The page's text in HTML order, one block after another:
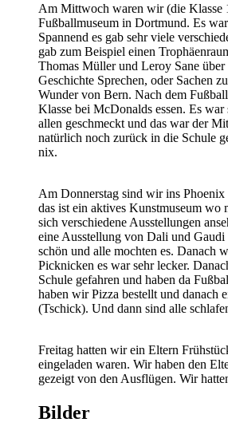
Am Mittwoch waren wir (die Klasse
Fußballmuseum in Dortmund. Es
Spannend es gab sehr viele
gab zum Beispiel einen
Thomas Müller und Leroy Sane
Geschichte Sprechen, oder Sachen
Wunder von Bern. Nach dem
Klasse bei McDonalds essen. Es war
allen geschmeckt und das war der
natürlich noch zurück in die Schule
nix.
Am Donnerstag sind wir ins Phoenix
das ist ein aktives Kunstmuseum wo
sich verschiedene Ausstellungen
eine Ausstellung von Dali und Gaudi
schön und alle mochten es. Danach
Picknicken es war sehr lecker.
Schule gefahren und haben da
haben wir Pizza bestellt und danach
(Tschick). Und dann sind alle
Freitag hatten wir ein Eltern
eingeladen waren. Wir haben den
gezeigt von den Ausflügen. Wir
Bilder